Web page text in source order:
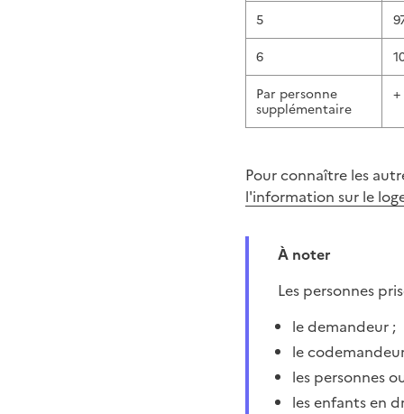
5
6
Par personne
supplémentaire
+
Pour connaître les
l'information sur le
À noter
Les personnes
le demandeur ;
le
les personnes
les enfants en